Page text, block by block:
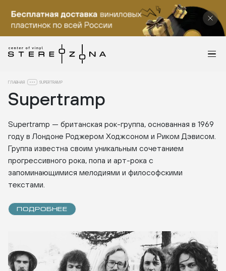
ГЛАВНАЯ SUPERTRAMP
Supertramp
Supertramp — британская рок-группа, основанная в 1969
году в Лондоне Роджером Ходжсоном и Риком Дэвисом.
Группа известна своим уникальным сочетанием
прогрессивного рока, попа и арт-рока с
запоминающимися мелодиями и философскими
текстами.
ПОДРОБНЕЕ